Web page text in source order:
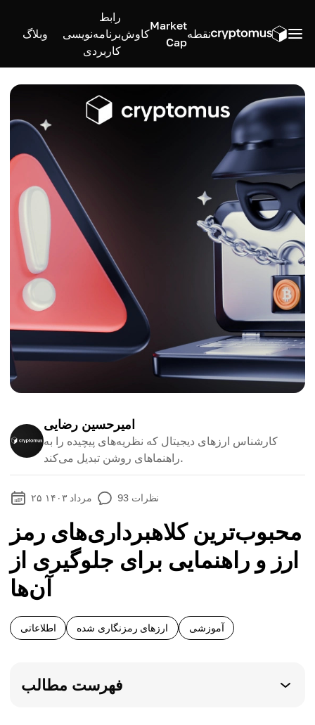
نقطه
Market
Cap
کاوش
رابط
برنامه‌نویسی
کاربردی
وبلاگ
امیرحسین رضایی
کارشناس ارزهای دیجیتال که نظریه‌های پیچیده را به
راهنماهای روشن تبدیل می‌کند.
۲۵ مرداد ۱۴۰۳ 93 نظرات
محبوب‌ترین کلاهبرداری‌های رمز
ارز و راهنمایی برای جلوگیری از
آن‌ها
اطلاعاتی ارزهای رمزنگاری شده آموزشی
فهرست مطالب